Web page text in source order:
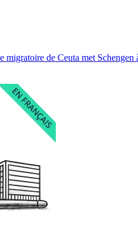
migratoire de Ceuta met Schengen